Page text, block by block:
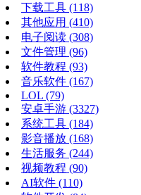
下载工具 (118)
其他应用 (410)
电子阅读 (308)
文件管理 (96)
软件教程 (93)
音乐软件 (167)
LOL (79)
安卓手游 (3327)
系统工具 (184)
影音播放 (168)
生活服务 (244)
视频教程 (90)
AI软件 (110)